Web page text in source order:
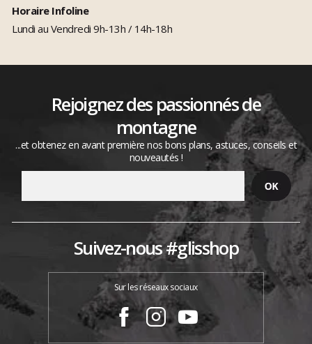
Horaire Infoline
Lundi au Vendredi 9h-13h / 14h-18h
Rejoignez des passionnés de
montagne
...et obtenez en avant première nos bons plans, astuces, conseils et
nouveautés !
Suivez-nous #glisshop
Sur les réseaux sociaux